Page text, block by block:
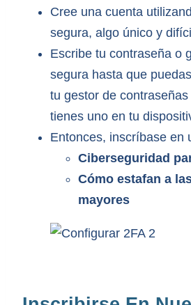
Cree una cuenta
segura, algo único y
Escribe tu contraseña o
segura hasta que
tu gestor de
tienes uno en tu
Entonces, inscríbase en
Ciberseguridad
Cómo estafan a
mayores